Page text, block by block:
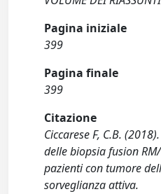
Pagina iniziale
399
Pagina finale
399
Citazione
Ciccarese F, C.B.
delle biopsia fusion
pazienti con tumore
sorveglianza attiva.